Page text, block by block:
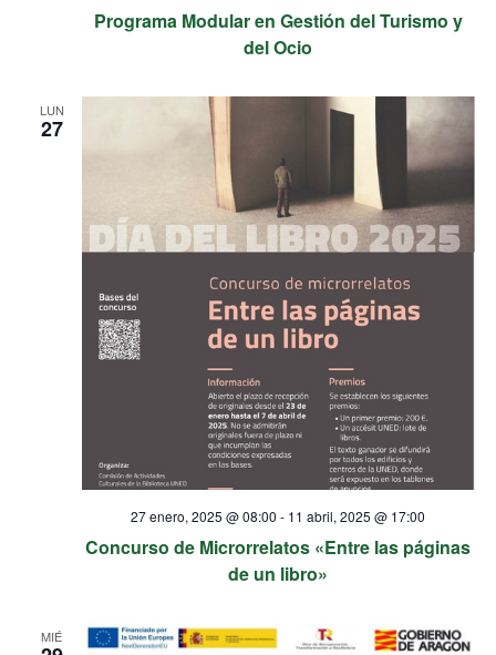
Programa Modular en Gestión del Turismo y
del Ocio
LUN
27
Concurso de Microrrelatos «Entre las páginas
de un libro»
27 enero, 2025 @ 08:00 - 11 abril, 2025 @ 17:00
MIÉ